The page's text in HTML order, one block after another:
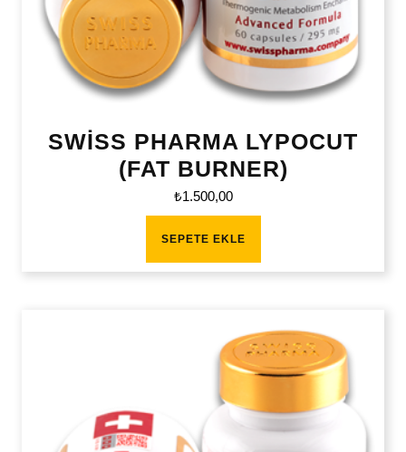
SWİSS PHARMA LYPOCUT
(FAT BURNER)
₺1.500,00
SEPETE EKLE